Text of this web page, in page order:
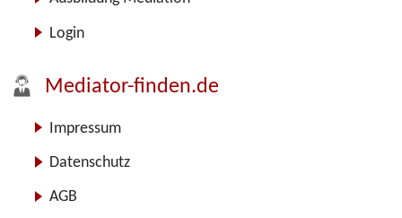
Login
Mediator-finden.de
Impressum
Datenschutz
AGB